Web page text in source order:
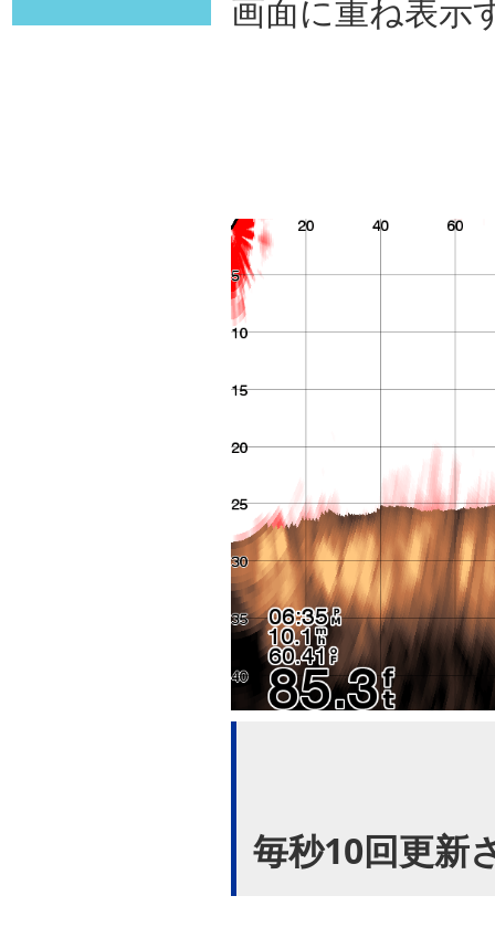
画面に重ね表示
毎秒10回更新